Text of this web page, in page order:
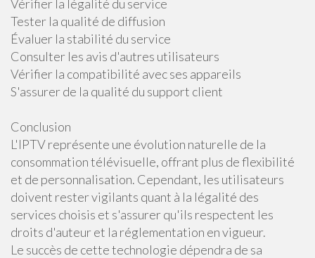
Vérifier la légalité du service
Tester la qualité de diffusion
Évaluer la stabilité du service
Consulter les avis d'autres utilisateurs
Vérifier la compatibilité avec ses appareils
S'assurer de la qualité du support client
Conclusion
L'IPTV représente une évolution naturelle de la
consommation télévisuelle, offrant plus de flexibilité
et de personnalisation. Cependant, les utilisateurs
doivent rester vigilants quant à la légalité des
services choisis et s'assurer qu'ils respectent les
droits d'auteur et la réglementation en vigueur.
Le succès de cette technologie dépendra de sa